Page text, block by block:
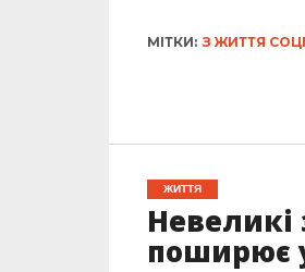
МІТКИ: З ЖИТТЯ
ЖИТТЯ
поширює